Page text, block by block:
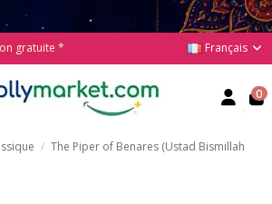
gratuite * Français
0
The Piper of Benares (Ustad Bismillah